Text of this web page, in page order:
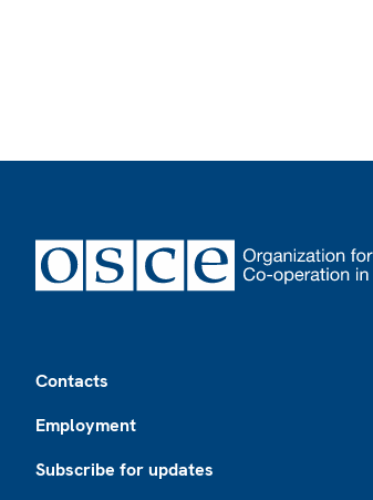
Contacts
Employment
Subscribe for updates